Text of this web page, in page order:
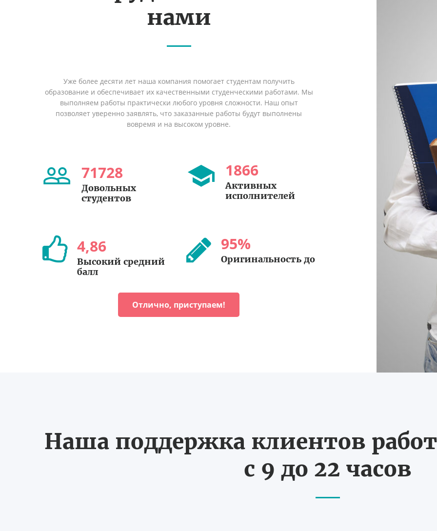
нами
Уже более десяти лет наша компания помогает студентам получить
образование и обеспечивает их качественными студенческими работами. Мы
выполняем работы практически любого уровня сложности. Наш опыт
позволяет уверенно заявлять, что заказанные работы будут выполнены
вовремя и на высоком уровне.
71728
Довольных
студентов
1866
Активных
исполнителей
4,86
Высокий средний
балл
95%
Оригинальность до
Отлично, приступаем!
Наша поддержка клиентов
с 9 до 22 часов